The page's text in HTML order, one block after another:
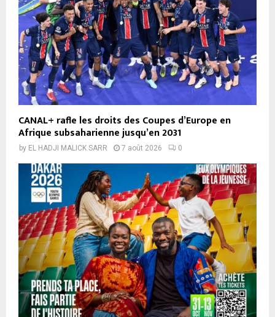
CANAL+ rafle les droits des Coupes d’Europe en
Afrique subsaharienne jusqu’en 2031
by EL HADJI MALICK SARR 7 août 2026 0